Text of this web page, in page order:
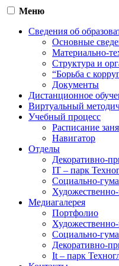
Меню
Сведения об
Основные
Материально-
Структура и
“Борьба с
Документы
Дистанционное
Виртуальный
Учебный процесс
Расписание
Навигатор
Отделы
Декоративно-
IT – парк
Социально-
Медиагалерея
Портфолио
Социально-
Декоративно-
It – парк